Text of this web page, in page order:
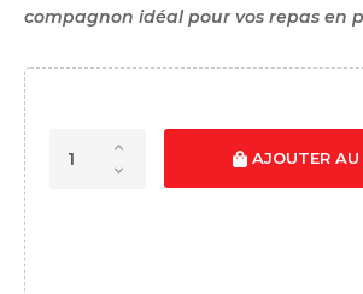
compagnon idéal pour vos repas en
AJOUTER AU